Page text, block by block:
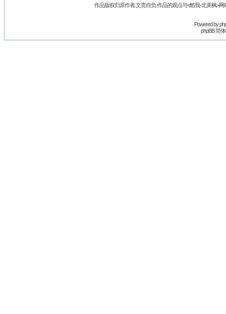
作品版权归原作者.文责自负.作品的观点与<酷我-北美枫>
Powered by
phpBB 简